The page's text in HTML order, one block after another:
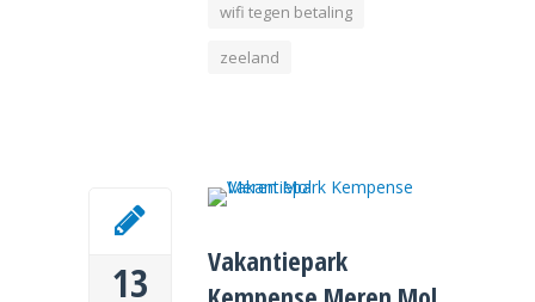
wifi tegen betaling
zeeland
13
Vakantiepark